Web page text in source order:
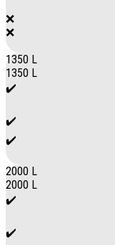
❌
❌
1350 L
1350 L
✔️
✔️
✔️
2000 L
2000 L
✔️
✔️